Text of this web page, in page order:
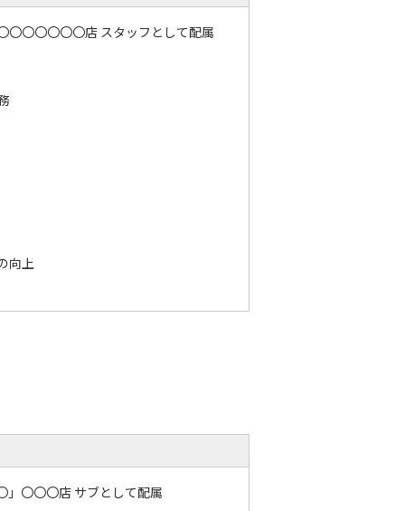
〇〇〇〇〇〇店 スタッフとして配属
向上
」〇〇〇店 サブとして配属